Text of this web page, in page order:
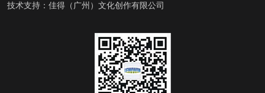
技术支持： 佳得（广州）文化创作有限公司